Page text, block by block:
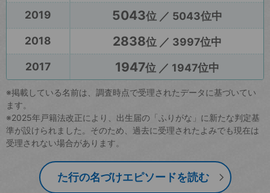
2019
5043位 ／ 5043位中
2018
2838位 ／ 3997位中
2017
1947位 ／ 1947位中
※掲載している名前は、調査時点で受理されたデータに基づいてい
ます。
※2025年戸籍法改正により、出生届の「ふりがな」に新たな判定基
準が設けられました。そのため、過去に受理されたよみでも現在は
受理されない場合があります。
た行の名づけエピソードを読む